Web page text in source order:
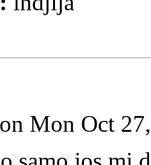
on Mon Oct